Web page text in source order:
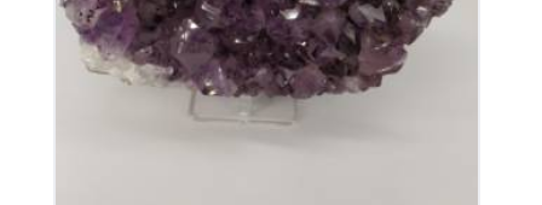
115€